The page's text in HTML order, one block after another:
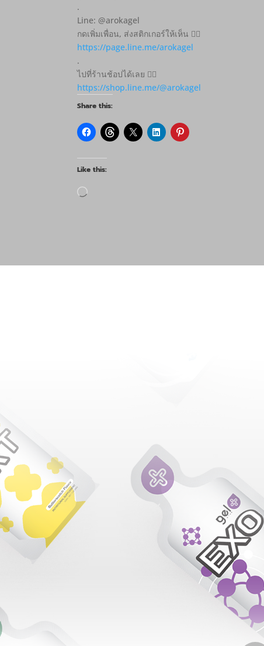
.
Line: @arokagel
กดเพิ่มเพื่อน, ส่งสติกเกอร์ให้เห็น 👇🏻
https://page.line.me/arokagel
.
ไปที่ร้านช้อปได้เลย 👇🏻
https://shop.line.me/@arokagel
Share this:
Like this:
Loading…